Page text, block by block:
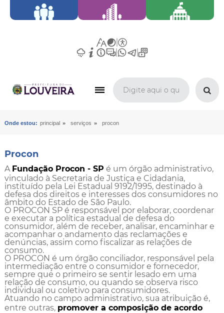
Onde estou: principal » serviços » procon
Procon
A Fundação Procon - SP é um órgão administrativo,
vinculado à Secretaria de Justiça e Cidadania,
instituído pela Lei Estadual 9192/1995, destinado à
defesa dos direitos e interesses dos consumidores no
âmbito do Estado de São Paulo.
O PROCON SP é responsável por elaborar, coordenar
e executar a política estadual de defesa do
consumidor, além de receber, analisar, encaminhar e
acompanhar o andamento das reclamações e
denúncias, assim como fiscalizar as relações de
consumo.
O PROCON é um órgão conciliador, responsável pela
intermediação entre o consumidor e fornecedor,
sempre que o primeiro se sentir lesado em uma
relação de consumo, ou quando se observa risco
individual ou coletivo para consumidores.
Atuando no campo administrativo, sua atribuição é,
entre outras, promover a composição de acordo